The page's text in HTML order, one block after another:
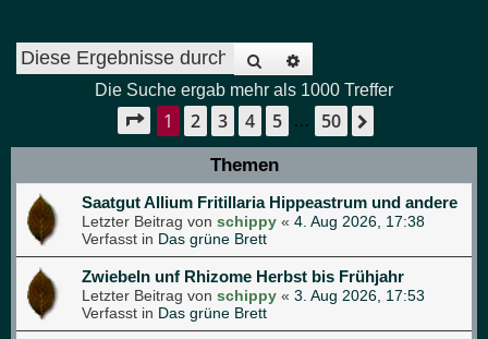
Suche
Die Suche ergab mehr als 1000 Treffer
Seite 1von 50
1 2 3 4 5 … 50
Themen
Saatgut Allium Fritillaria Hippeastrum und andere
Letzter Beitrag von schippy « 4. Aug 2026, 17:38
Verfasst in Das grüne Brett
Zwiebeln unf Rhizome Herbst bis Frühjahr
Letzter Beitrag von schippy « 3. Aug 2026, 17:53
Verfasst in Das grüne Brett